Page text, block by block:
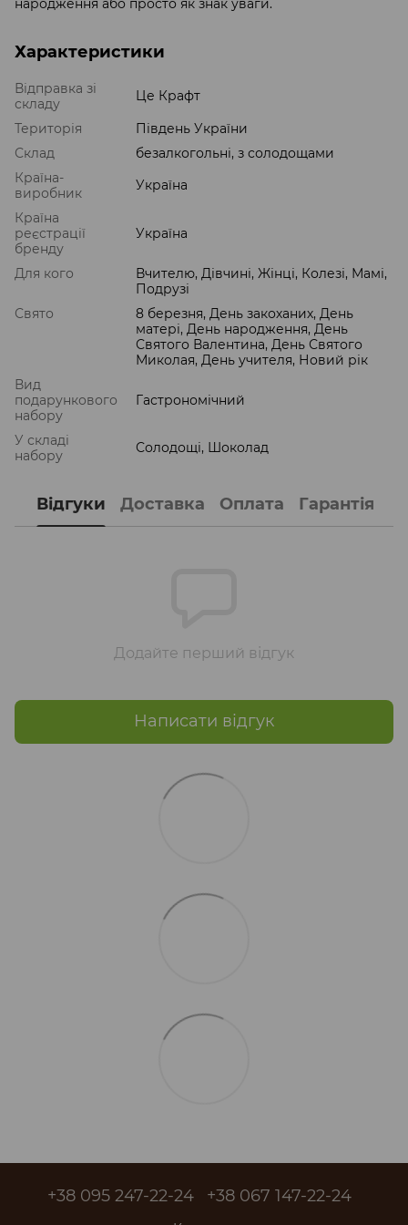
Характеристики
Відправка зі
складу
Це Крафт
Територія
Південь України
Склад
безалкогольні, з солодощами
Країна-
виробник
Україна
Країна
реєстрації
бренду
Україна
Для кого
Вчителю, Дівчині, Жінці, Колезі, Мамі,
Подрузі
Свято
8 березня, День закоханих, День
матері, День народження, День
Святого Валентина, День Святого
Миколая, День учителя, Новий рік
Вид
подарункового
набору
Гастрономічний
У складі
набору
Солодощі, Шоколад
Відгуки Доставка Оплата Гарантія
Додайте перший відгук
Написати відгук
+38 095 247-22-24 +38 067 147-22-24